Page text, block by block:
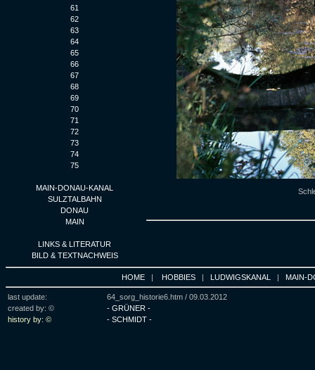
61
62
63
64
65
66
67
68
69
70
71
72
73
74
75
MAIN-DONAU-KANAL
SULZTALBAHN
DONAU
MAIN
LINKS & LITERATUR
BILD & TEXTNACHWEIS
HOME | HOBBIES | LUDWIGSKANAL | MAIN-
last update: 64_sorg_historie6.htm / 09.03.2012
created by: ©
- GRÜNER -
history by: ©
- SCHMIDT -